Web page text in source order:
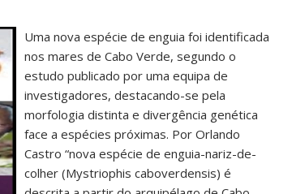
Uma nova espécie de enguia foi identificada
nos mares de Cabo Verde, segundo o
estudo publicado por uma equipa de
investigadores, destacando-se pela
morfologia distinta e divergência genética
face a espécies próximas. Por Orlando
Castro “nova espécie de enguia-nariz-de-
colher (Mystriophis caboverdensis) é